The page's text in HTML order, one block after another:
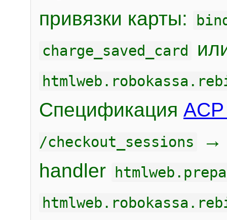
привязки карты:
charge_saved_card
Спецификация
/checkout_sessions
handler